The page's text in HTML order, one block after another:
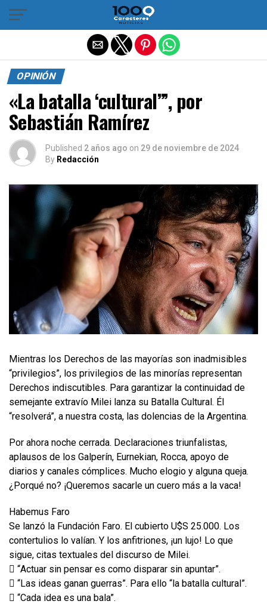
OPINIÓN
«La batalla ‘cultural’”, por
Sebastián Ramírez
Published 2 años ago on 29 de noviembre de 2024
By Redacción
Mientras los Derechos de las mayorías son inadmisibles
“privilegios”, los privilegios de las minorías representan
Derechos indiscutibles. Para garantizar la continuidad de
semejante extravío Milei lanza su Batalla Cultural. Él
“resolverá”, a nuestra costa, las dolencias de la Argentina.
Por ahora noche cerrada. Declaraciones triunfalistas,
aplausos de los Galperín, Eurnekian, Rocca, apoyo de
diarios y canales cómplices. Mucho elogio y alguna queja.
¿Porqué no? ¡Queremos sacarle un cuero más a la vaca!
Habemus Faro
Se lanzó la Fundación Faro. El cubierto U$S 25.000. Los
contertulios lo valían. Y los anfitriones, ¡un lujo! Lo que
sigue, citas textuales del discurso de Milei.
 “Actuar sin pensar es como disparar sin apuntar”.
 “Las ideas ganan guerras”. Para ello “la batalla cultural”.
 “Cada idea es una bala”.
Salir de la versión móvil